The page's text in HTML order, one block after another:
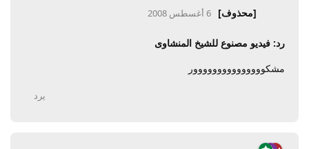
[محذوف] 6 أغسطس 2008
رد: فيديو مصنوع للشيخ المنشاوى
مشكووووووووووووووور
يرد